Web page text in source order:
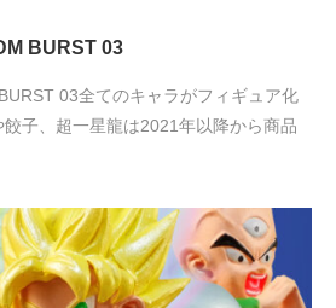
BURST 03
03全てのキャラがフィギュア化
子、超一星龍は2021年以降から商品